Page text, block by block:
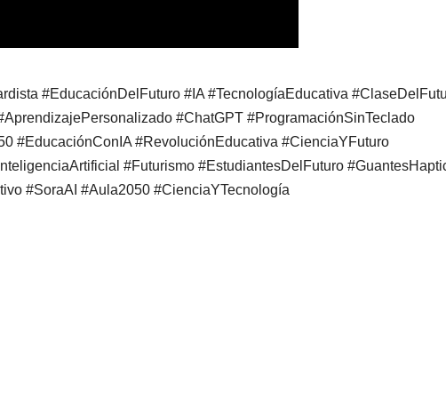
#EducaciónDelFuturo #IA #TecnologíaEducativa
#ChatGPT #ProgramaciónSinTeclado
#EducaciónConIA #RevoluciónEducativa #CienciaYFuturo
#Futurismo #EstudiantesDelFuturo
#SoraAI #Aula2050 #CienciaYTecnología